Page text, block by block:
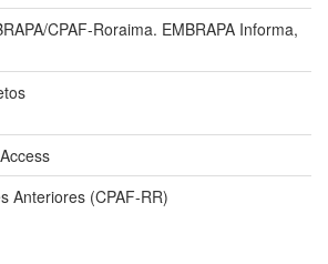
CPAF-Roraima. EMBRAPA Informa,
Anteriores (CPAF-RR)